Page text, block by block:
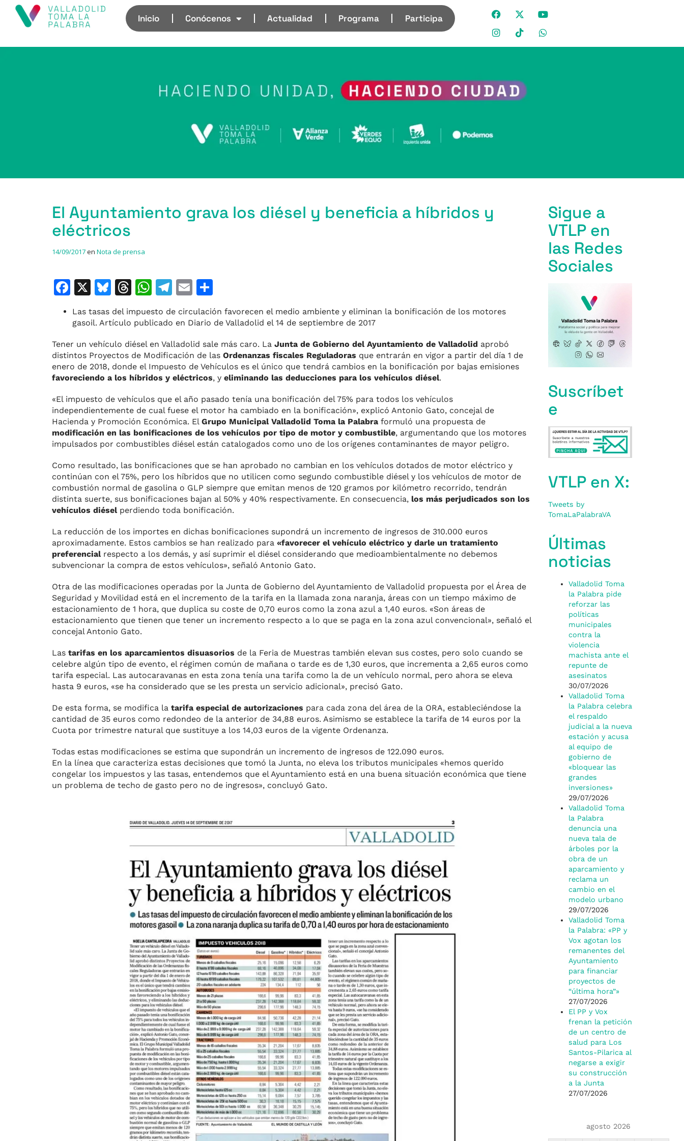
Inicio Conócenos Actualidad Programa Participa
El Ayuntamiento grava los diésel y beneficia a híbridos y
eléctricos
14/09/2017en Nota de prensa
F
a
c
b
o
o
k
X
Bl
u
e
s
k
y
T
re
a
d
s
W
at
A
p
p
T
el
e
gr
a
m
E
m
ai
l
o
m
ar
ti
r
Las tasas del impuesto de circulación favorecen el medio ambiente y eliminan la bonificación de los motores
gasoil. Artículo publicado en Diario de Valladolid el 14 de septiembre de 2017
Tener un vehículo diésel en Valladolid sale más caro. La Junta de Gobierno del Ayuntamiento de Valladolid aprobó
distintos Proyectos de Modificación de las Ordenanzas fiscales Reguladoras que entrarán en vigor a partir del día 1 de
enero de 2018, donde el Impuesto de Vehículos es el único que tendrá cambios en la bonificación por bajas emisiones
favoreciendo a los híbridos y eléctricos, y eliminando las deducciones para los vehículos diésel.
«El impuesto de vehículos que el año pasado tenía una bonificación del 75% para todos los vehículos
independientemente de cual fuese el motor ha cambiado en la bonificación», explicó Antonio Gato, concejal de
Hacienda y Promoción Económica. El Grupo Municipal Valladolid Toma la Palabra formuló una propuesta de
modificación en las bonificaciones de los vehículos por tipo de motor y combustible, argumentando que los motores
impulsados por combustibles diésel están catalogados como uno de los orígenes contaminantes de mayor peligro.
Como resultado, las bonificaciones que se han aprobado no cambian en los vehículos dotados de motor eléctrico y
continúan con el 75%, pero los híbridos que no utilicen como segundo combustible diésel y los vehículos de motor de
combustión normal de gasolina o GLP siempre que emitan menos de 120 gramos por kilómetro recorrido, tendrán
distinta suerte, sus bonificaciones bajan al 50% y 40% respectivamente. En consecuencia, los más perjudicados son los
vehículos diéselperdiendo toda bonificación.
La reducción de los importes en dichas bonificaciones supondrá un incremento de ingresos de 310.000 euros
aproximadamente. Estos cambios se han realizado para «favorecer el vehículo eléctrico y darle un tratamiento
preferencialrespecto a los demás, y así suprimir el diésel considerando que medioambientalmente no debemos
subvencionar la compra de estos vehículos», señaló Antonio Gato.
Otra de las modificaciones operadas por la Junta de Gobierno del Ayuntamiento de Valladolid propuesta por el Área de
Seguridad y Movilidad está en el incremento de la tarifa en la llamada zona naranja, áreas con un tiempo máximo de
estacionamiento de 1 hora, que duplica su coste de 0,70 euros como la zona azul a 1,40 euros. «Son áreas de
estacionamiento que tienen que tener un incremento respecto a lo que se paga en la zona azul convencional», señaló el
concejal Antonio Gato.
Las tarifas en los aparcamientos disuasorios de la Feria de Muestras también elevan sus costes, pero solo cuando se
celebre algún tipo de evento, el régimen común de mañana o tarde es de 1,30 euros, que incrementa a 2,65 euros como
tarifa especial. Las autocaravanas en esta zona tenía una tarifa como la de un vehículo normal, pero ahora se eleva
hasta 9 euros, «se ha considerado que se les presta un servicio adicional», precisó Gato.
De esta forma, se modifica la tarifa especial de autorizaciones para cada zona del área de la ORA, estableciéndose la
cantidad de 35 euros como redondeo de la anterior de 34,88 euros. Asimismo se establece la tarifa de 14 euros por la
Cuota por trimestre natural que sustituye a los 14,03 euros de la vigente Ordenanza.
Todas estas modificaciones se estima que supondrán un incremento de ingresos de 122.090 euros.
En la línea que caracteriza estas decisiones que tomó la Junta, no eleva los tributos municipales «hemos querido
congelar los impuestos y las tasas, entendemos que el Ayuntamiento está en una buena situación económica que tiene
un problema de techo de gasto pero no de ingresos», concluyó Gato.
Sigue a
VTLP en
las Redes
Sociales
Suscríbet
e
VTLP en X:
Tweets by
TomaLaPalabraVA
Últimas
noticias
Valladolid Toma
la Palabra pide
reforzar las
políticas
municipales
contra la
violencia
machista ante el
repunte de
asesinatos
30/07/2026
Valladolid Toma
la Palabra celebra
el respaldo
judicial a la nueva
estación y acusa
al equipo de
gobierno de
«bloquear las
grandes
inversiones»
29/07/2026
Valladolid Toma
la Palabra
denuncia una
nueva tala de
árboles por la
obra de un
aparcamiento y
reclama un
cambio en el
modelo urbano
29/07/2026
Valladolid Toma
la Palabra: «PP y
Vox agotan los
remanentes del
Ayuntamiento
para financiar
proyectos de
“última hora”»
27/07/2026
El PP y Vox
frenan la petición
de un centro de
salud para Los
Santos-Pilarica al
negarse a exigir
su construcción
a la Junta
27/07/2026
agosto 2026